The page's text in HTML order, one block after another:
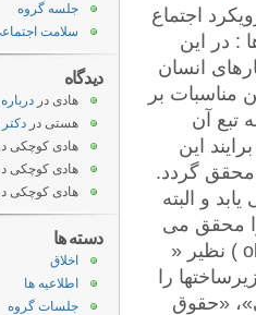
را از دو منظر می توان مورد بررسی قرار داد. ۱- رویکرد اجتماع
: در این
انسان
مناسبات بر
تبع آن
این
محقق گردد.
و البته
محقق می
سازد. این رویکرد ، هم حوزه های سخت افزاری و ملموس (objective ) نظیر «
را
«حقوق
جلسه گروه
سلامت
دیدگاه
هادی در درباره
هستی در
هادی کوچکی
هادی کوچکی
هادی کوچکی
دسته ها
اخلاق
اطلاعیه ها
جلسات گروه